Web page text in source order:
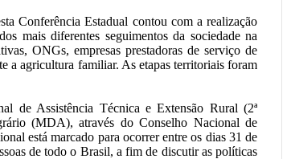
Conferência Estadual contou com a realização
mais diferentes seguimentos da sociedade na
ONGs, empresas prestadoras de serviço de
a agricultura familiar. As etapas territoriais foram
de Assistência Técnica e Extensão Rural (2ª
(MDA), através do Conselho Nacional de
está marcado para ocorrer entre os dias 31 de
de todo o Brasil, a fim de discutir as políticas